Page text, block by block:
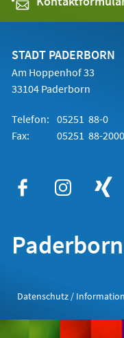
STADT PADERBORN
Am Hoppenhof 33
33104 Paderborn
Telefon: 05251 88-0
Fax:
05251 88-2000
Datenschutz /